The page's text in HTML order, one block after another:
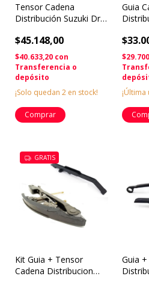
Tensor Cadena
Distribución Suzuki Dr
$45.148,00
$40.633,20 con
Transferencia o
depósito
¡Solo quedan2 en stock!
Guia
GRATIS
Kit Guia + Tensor
Cadena Distribucion
Guia